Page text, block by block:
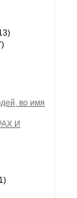
во имя
И